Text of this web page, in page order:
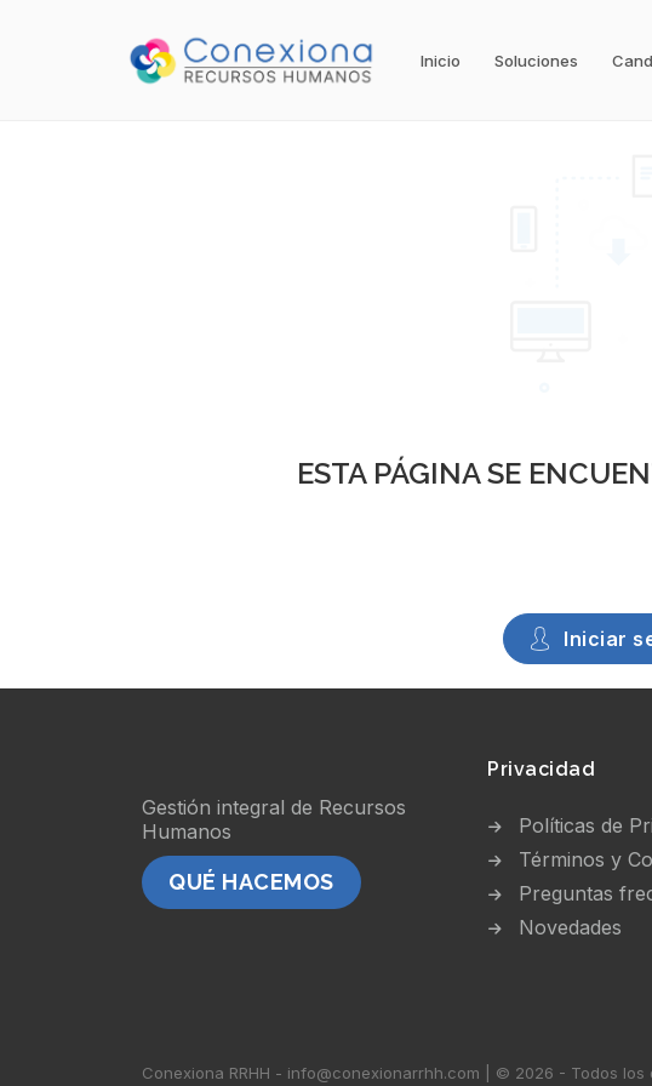
Inicio Soluciones
ESTA PÁGINA SE
Iniciar
Gestión integral de Recursos
Humanos
QUÉ HACEMOS
Privacidad
Políticas de
Términos y
Preguntas
Novedades
Conexiona RRHH - info@conexionarrhh.com | © 2026 - Todos